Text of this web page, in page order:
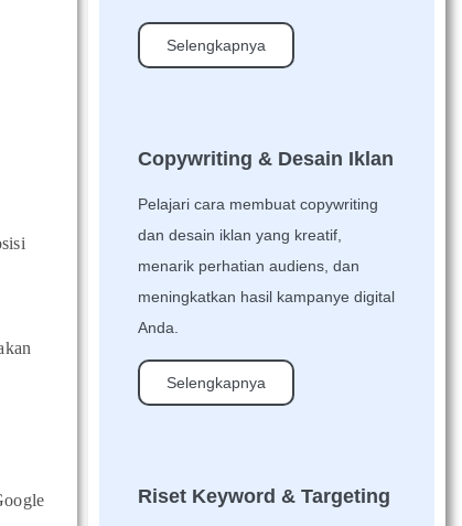
Selengkapnya
Copywriting & Desain Iklan
Pelajari cara membuat copywriting
dan desain iklan yang kreatif,
menarik perhatian audiens, dan
meningkatkan hasil kampanye digital
Anda.
Selengkapnya
Riset Keyword & Targeting